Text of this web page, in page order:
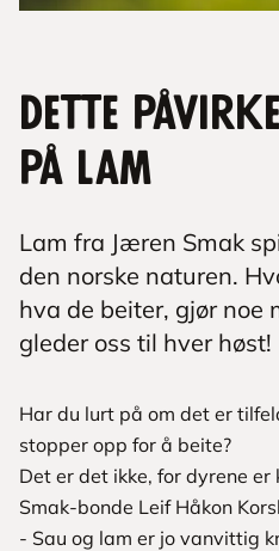
Dette
på lam
Lam fra Jæren Smak
den norske naturen.
hva de beiter, gjør noe
gleder oss til hver høst!
Har du lurt på om det er
stopper opp for å beite?
Det er det ikke, for dyrene
Smak-bonde Leif Håkon
- Sau og lam er jo vanvittig